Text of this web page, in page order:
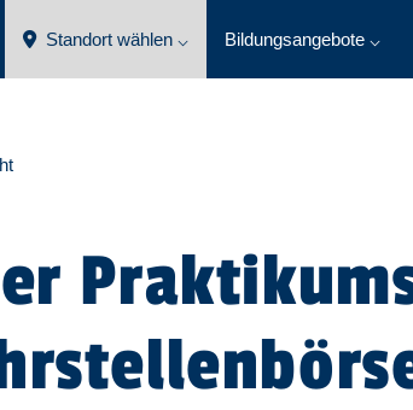
Standort wählen ⌵ Bildungsangebote ⌵